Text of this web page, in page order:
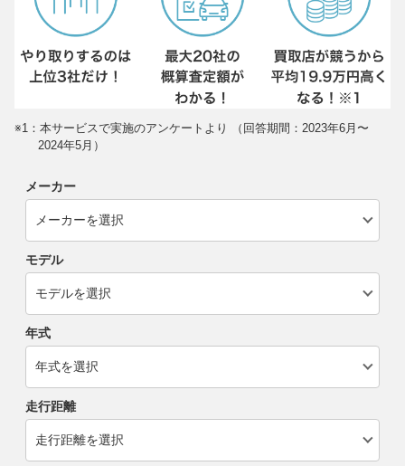
※1：本サービスで実施のアンケートより （回答期間：2023年6月〜
2024年5月）
メーカー
モデル
年式
走行距離